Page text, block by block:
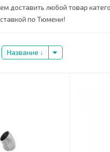
доставить любой товар
по Тюмени!
Название